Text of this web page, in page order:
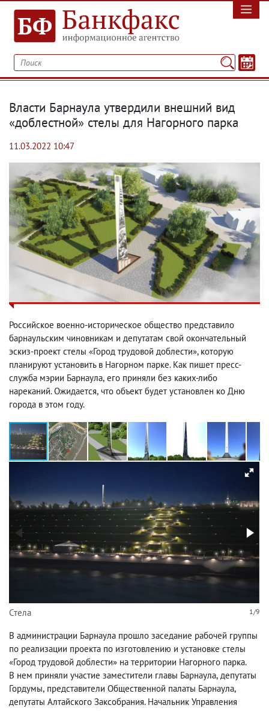
Власти Барнаула утвердили внешний вид
«доблестной» стелы для Нагорного парка
11.03.2022 10:47
Российское военно-историческое общество представило
барнаульским чиновникам и депутатам свой окончательный
эскиз-проект стелы «Город трудовой доблести», которую
планируют установить в Нагорном парке. Как пишет пресс-
служба мэрии Барнаула, его приняли без каких-либо
нареканий. Ожидается, что объект будет установлен ко Дню
города в этом году.
1/9
Стела
В администрации Барнаула прошло заседание рабочей группы
по реализации проекта по изготовлению и установке стелы
«Город трудовой доблести» на территории Нагорного парка.
В нем приняли участие заместители главы Барнаула, депутаты
Гордумы, представители Общественной палаты Барнаула,
депутаты Алтайского Заксобрания. Начальник Управления